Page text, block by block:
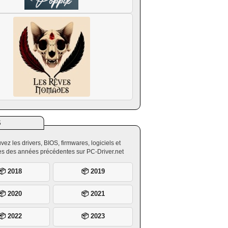
les drivers, BIOS, firmwares, logiciels et
des années précédentes sur PC-Driver.net
2018 📦 2019
2020 📦 2021
2022 📦 2023